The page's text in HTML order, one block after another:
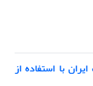
با استفاده از